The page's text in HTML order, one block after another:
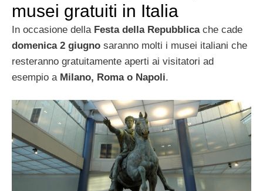
musei gratuiti in Italia
In occasione della Festa della Repubblicache cade
domenica 2 giugno saranno molti i musei italiani che
resteranno gratuitamente aperti ai visitatori ad
esempio a Milano, Roma o Napoli.